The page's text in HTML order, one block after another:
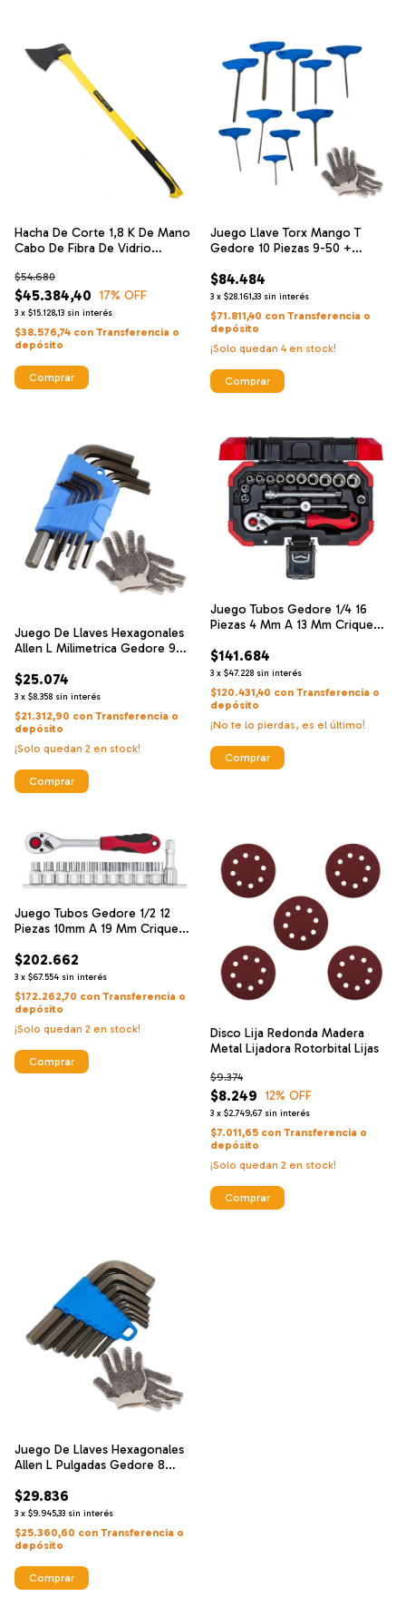
Hacha De Corte 1,8 K De Mano
Cabo De Fibra De Vidrio
$45.384,40
$54.680
17% OFF
3 x $15.128,13 sin interés
$38.576,74 con Transferencia o
depósito
Juego Llave Torx Mango T
Gedore 10 Piezas 9-50 +
$84.484
3 x $28.161,33 sin interés
$71.811,40 con Transferencia o
depósito
¡Solo quedan 4en stock!
Juego De Llaves Hexagonales
Allen L Milimetrica Gedore 9
$25.074
3 x $8.358 sin interés
$21.312,90 con Transferencia o
depósito
¡Solo quedan 2 en stock!
Juego Tubos Gedore 1/4 16
Piezas 4 Mm A 13 Mm Crique
$141.684
3 x $47.228 sin interés
$120.431,40 con Transferencia o
depósito
¡No te lo pierdas, es el último!
Juego Tubos Gedore 1/2 12
Piezas 10mm A 19 Mm Crique
$202.662
3 x $67.554 sin interés
$172.262,70 con Transferencia o
depósito
¡Solo quedan 2 en stock!
Disco Lija Redonda Madera
Metal Lijadora Rotorbital Lijas
$8.249
$9.374
12% OFF
3 x $2.749,67 sin interés
$7.011,65 con Transferencia o
depósito
¡Solo quedan 2 en stock!
Comprar
Juego De Llaves Hexagonales
Allen L Pulgadas Gedore 8
$29.836
3 x $9.945,33 sin interés
$25.360,60 con Transferencia o
depósito